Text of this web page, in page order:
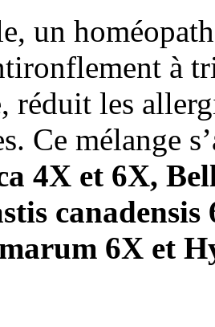
un
à
réduit les
Ce mélange
4X et 6X,
6X et